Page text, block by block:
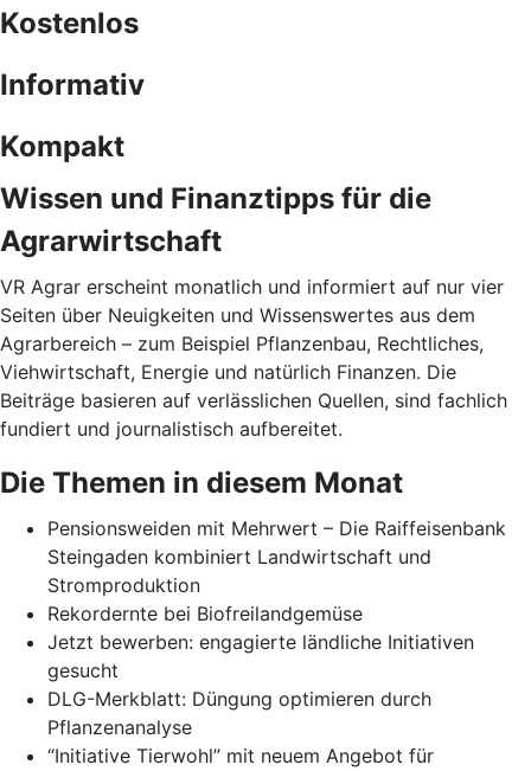
Kostenlos
Informativ
Kompakt
Wissen und Finanztipps für die
Agrarwirtschaft
VR Agrar erscheint monatlich und informiert auf nur vier
Seiten über Neuigkeiten und Wissenswertes aus dem
Agrarbereich – zum Beispiel Pflanzenbau, Rechtliches,
Viehwirtschaft, Energie und natürlich Finanzen. Die
Beiträge basieren auf verlässlichen Quellen, sind fachlich
fundiert und journalistisch aufbereitet.
Die Themen in diesem Monat
Pensionsweiden mit Mehrwert – Die Raiffeisenbank
Steingaden kombiniert Landwirtschaft und
Stromproduktion
Rekordernte bei Biofreilandgemüse
Jetzt bewerben: engagierte ländliche Initiativen
gesucht
DLG-Merkblatt: Düngung optimieren durch
Pflanzenanalyse
“Initiative Tierwohl” mit neuem Angebot für